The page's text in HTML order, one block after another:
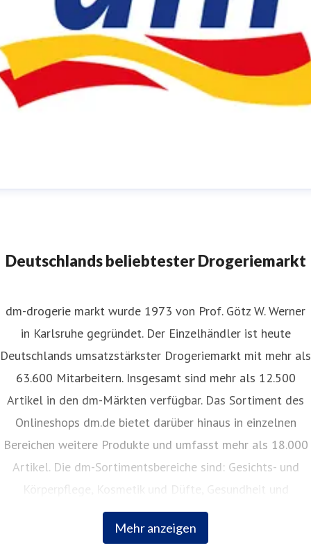
Deutschlands beliebtester Drogeriemarkt
Mehr anzeigen
dm-drogerie markt wurde 1973 von Prof. Götz W. Werner
in Karlsruhe gegründet. Der Einzelhändler ist heute
Deutschlands umsatzstärkster Drogeriemarkt mit mehr als
63.600 Mitarbeitern. Insgesamt sind mehr als 12.500
Artikel in den dm-Märkten verfügbar. Das Sortiment des
Onlineshops dm.de bietet darüber hinaus in einzelnen
Bereichen weitere Produkte und umfasst mehr als 18.000
Artikel. Die dm-Sortimentsbereiche sind: Gesichts- und
Körperpflege, Kosmetik und Düfte, Gesundheit und
Naturkost, Babynahrung, Babykleidung, Babypflege,
Haushalt, Foto, Hygieneartikel, Tiernahrung.